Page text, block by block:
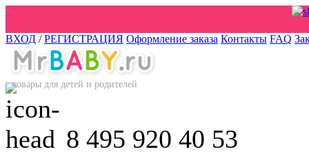
ВХОД /РЕГИСТРАЦИЯ Оформление заказа Контакты FAQ
товары для детей и родителей
8 495 920 40 53